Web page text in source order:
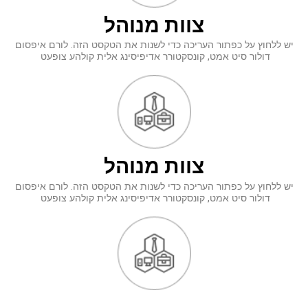
צוות מנוהל
יש ללחוץ על כפתור העריכה כדי לשנות את הטקסט הזה. לורם איפסום
דולור סיט אמט, קונסקטורר אדיפיסינג אלית קולהע צופעט
צוות מנוהל
יש ללחוץ על כפתור העריכה כדי לשנות את הטקסט הזה. לורם איפסום
דולור סיט אמט, קונסקטורר אדיפיסינג אלית קולהע צופעט